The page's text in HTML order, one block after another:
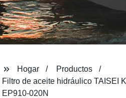
Hogar
Productos
Filtro de aceite hidráulico TAISEI
EP910-020N